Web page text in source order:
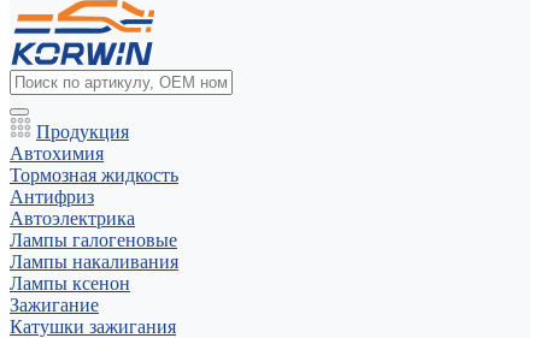
Продукция
Автохимия
Тормозная жидкость
Антифриз
Автоэлектрика
Лампы галогеновые
Лампы накаливания
Лампы ксенон
Зажигание
Катушки зажигания